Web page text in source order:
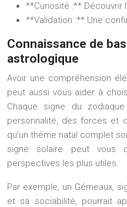
**Curiosité :** Découvrir
**Validation :** Une
Connaissance de
astrologique
Avoir une compréhension
peut aussi vous aider à
Chaque signe du
personnalité, des forces et
qu’un thème natal complet
signe solaire peut vous
perspectives les plus utiles.
Par exemple, un Gémeaux,
et sa sociabilité, pourrait